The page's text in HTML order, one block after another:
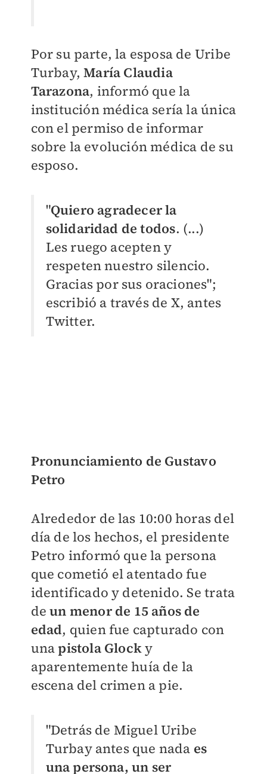
Por su parte, la esposa de Uribe
Turbay,María Claudia
Tarazona, informó que la
institución médica sería la única
con el permiso de informar
sobre la evolución médica de su
esposo.
"Quiero agradecer la
solidaridad de todos. (...)
Les ruego acepten y
respeten nuestro silencio.
Gracias por sus oraciones";
escribió a través de X, antes
Twitter.
Pronunciamiento de Gustavo
Petro
Alrededor de las 10:00 horas del
día de los hechos, el presidente
Petro informó que la persona
que cometió el atentado fue
identificado y detenido. Se trata
deun menor de 15 años de
edad, quien fue capturado con
unapistola Glocky
aparentemente huía de la
escena del crimen a pie.
"Detrás de Miguel Uribe
Turbay antes que nada es
una persona, un ser